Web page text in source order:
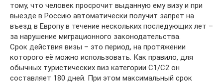
тому, что человек просрочит выданную ему визу и при
выезде в Россию автоматически получит запрет на
въезд в Европу в течение нескольких последующих лет –
за нарушение миграционного законодательства.
Срок действия визы – это период, на протяжении
которого её можно использовать. Как правило, для
обычных туристических виз категории С1/С2 он
составляет 180 дней. При этом максимальный срок